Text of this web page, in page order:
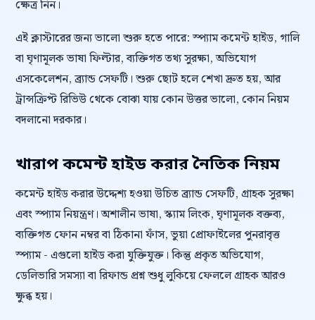
ক্ষেত্র নিন।
এই ক্লাস্টারের জন্য ভালো শুরু হতে পারে: স্প্যাম কমেন্ট হাইড, গালি
বা ঘৃণামূলক ভাষা ফিল্টার, ব্যক্তিগত তথ্য সুরক্ষা, অভিযোগ
এসকেলেশন, ব্র্যান্ড সেফটি। শুরু ছোট হলে শেখা দ্রুত হয়, আর
ট্রান্সক্রিপ্ট রিভিউ থেকে বোঝা যায় কোন উত্তর ভালো, কোন নিয়ম
বদলানো দরকার।
খারাপ কমেন্ট হাইড করার নৈতিক নিয়ম
কমেন্ট হাইড করার উদ্দেশ্য হওয়া উচিত ব্র্যান্ড সেফটি, গ্রাহক সুরক্ষা
এবং স্প্যাম নিয়ন্ত্রণ। অশালীন ভাষা, স্ক্যাম লিংক, ঘৃণামূলক বক্তব্য,
ব্যক্তিগত ফোন নম্বর বা ঠিকানা ফাঁস, ভুয়া প্রোফাইলের পুনরাবৃত্ত
স্প্যাম - এগুলো হাইড করা যুক্তিযুক্ত। কিন্তু প্রকৃত অভিযোগ,
ডেলিভারি সমস্যা বা রিফান্ড প্রশ্ন শুধু লুকিয়ে ফেললে গ্রাহক আরও
ক্ষুব্ধ হয়।